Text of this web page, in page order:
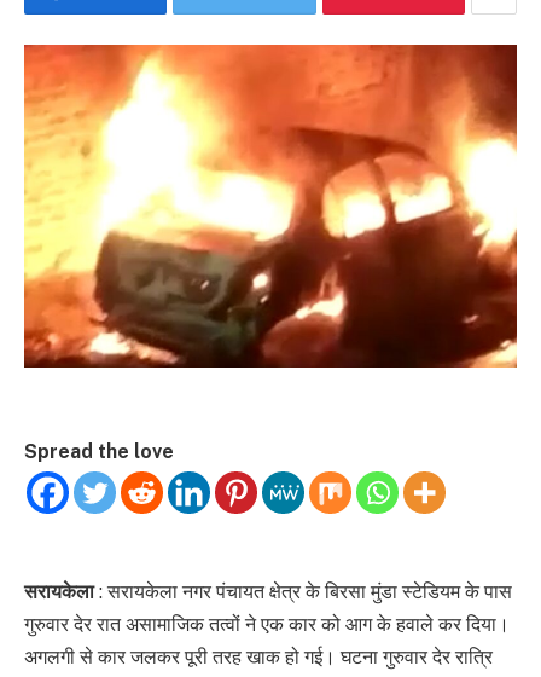
Spread the love
सरायकेला: सरायकेला नगर पंचायत क्षेत्र के बिरसा मुंडा स्टेडियम के पास
गुरुवार देर रात असामाजिक तत्वों ने एक कार को आग के हवाले कर दिया।
अगलगी से कार जलकर पूरी तरह खाक हो गई। घटना गुरुवार देर रात्रि